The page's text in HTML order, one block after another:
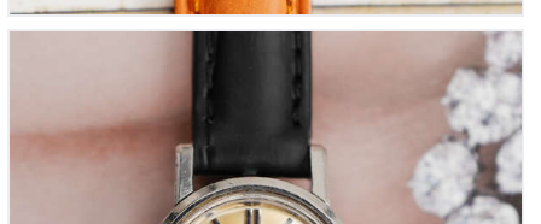
OMEGA Ladymatic « mini-Seamaster automatique »
pour femme (Vintage 1960)
€